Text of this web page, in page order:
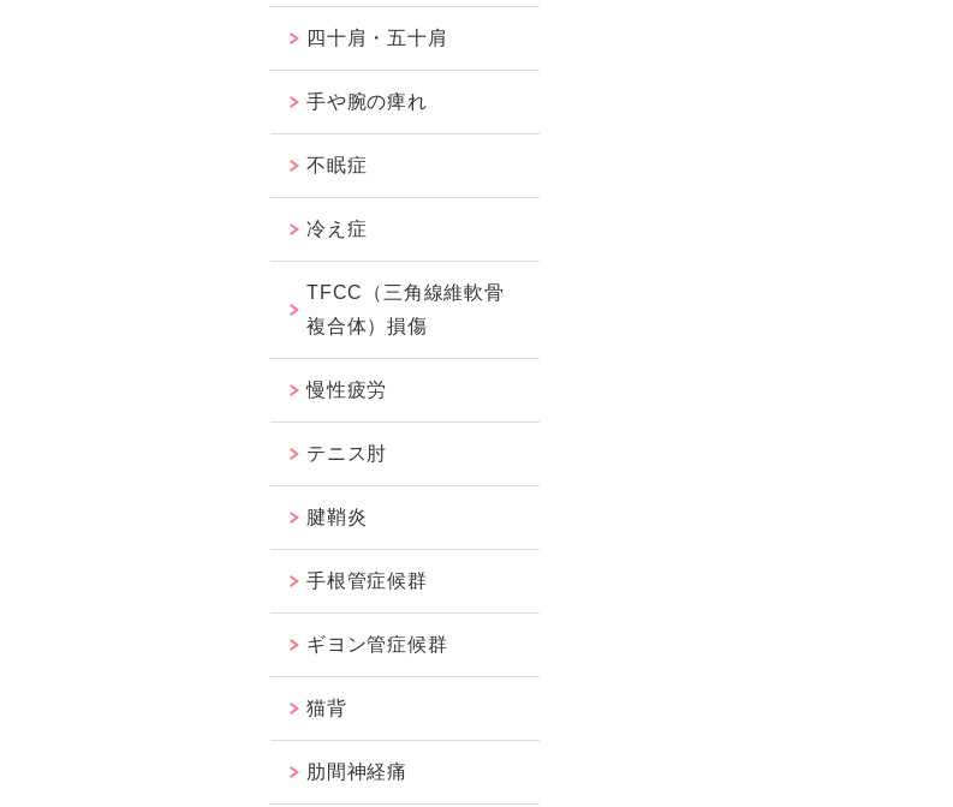
四十肩・五十肩
手や腕の痺れ
不眠症
冷え症
TFCC（三角線維軟骨
複合体）損傷
慢性疲労
テニス肘
腱鞘炎
手根管症候群
ギヨン管症候群
猫背
肋間神経痛